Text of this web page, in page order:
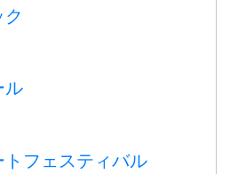
ル
トフェスティバル